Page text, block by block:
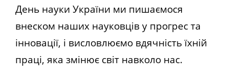
День науки України ми пишаємося
внеском наших науковців у прогрес та
інновації, і висловлюємо вдячність їхній
праці, яка змінює світ навколо нас.